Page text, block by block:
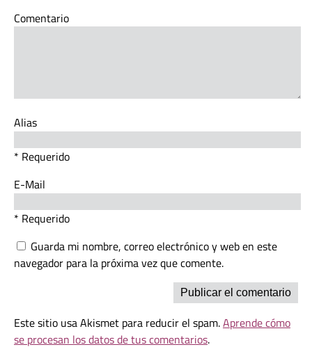
Comentario
Alias
* Requerido
E-Mail
* Requerido
Guarda mi nombre, correo electrónico y web en este
navegador para la próxima vez que comente.
Este sitio usa Akismet para reducir el spam.Aprende cómo
se procesan los datos de tus comentarios.